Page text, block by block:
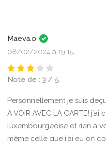
Maeva.o
08/02/2024 à 19:15
Note de : 3 / 5
Personnellement je suis
À VOIR AVEC LA CARTE!
luxembourgeoise et rien à
même celle que j’ai eu on